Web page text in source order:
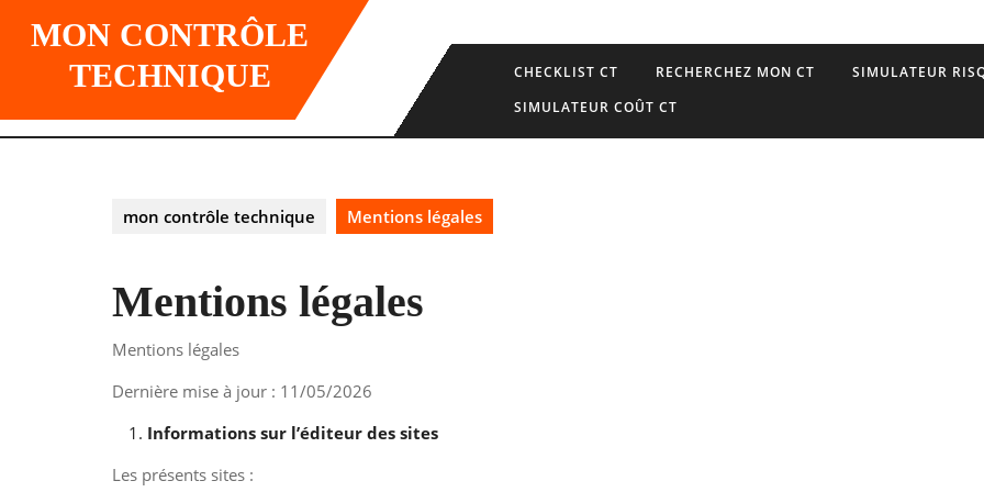
MON CONTRÔLE
TECHNIQUE
CHECKLIST CT RECHERCHEZ MON CT
SIMULATEUR
SIMULATEUR COÛT CT
mon contrôle technique Mentions légales
Mentions légales
Mentions légales
Dernière mise à jour : 11/05/2026
Informations sur l’éditeur des sites
Les présents sites :